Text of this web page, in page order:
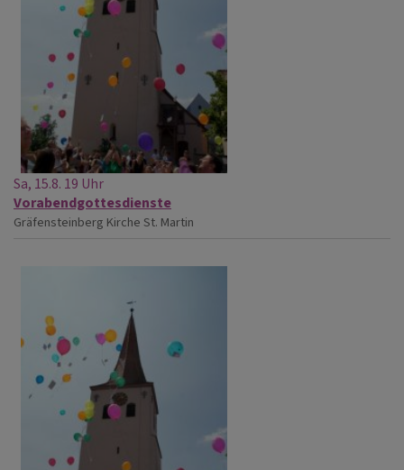
Sa, 15.8. 19 Uhr
Vorabendgottesdienste
Gräfensteinberg Kirche St. Martin